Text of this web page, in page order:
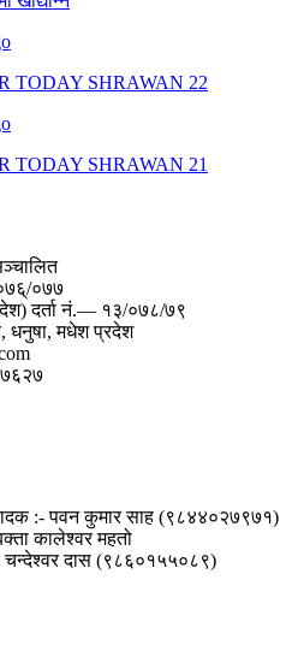
TODAY SHRAWAN 22
TODAY SHRAWAN 21
०७७
दर्ता नं.— १३/०७८/७९
धनुषा, मधेश प्रदेश
:- पवन कुमार साह (९८४४०२७९७१)
कालेश्वर महतो
चन्देश्वर दास (९८६०१५५०८९)